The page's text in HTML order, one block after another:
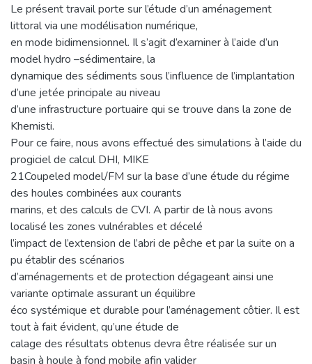
Le présent travail porte sur l’étude d’un aménagement
littoral via une modélisation numérique,
en mode bidimensionnel. Il s’agit d’examiner à l’aide d’un
model hydro –sédimentaire, la
dynamique des sédiments sous l’influence de l’implantation
d’une jetée principale au niveau
d’une infrastructure portuaire qui se trouve dans la zone de
Khemisti.
Pour ce faire, nous avons effectué des simulations à l’aide du
progiciel de calcul DHI, MIKE
21Coupeled model/FM sur la base d’une étude du régime
des houles combinées aux courants
marins, et des calculs de CVI. A partir de là nous avons
localisé les zones vulnérables et décelé
l’impact de l’extension de l’abri de pêche et par la suite on a
pu établir des scénarios
d’aménagements et de protection dégageant ainsi une
variante optimale assurant un équilibre
éco systémique et durable pour l’aménagement côtier. Il est
tout à fait évident, qu’une étude de
calage des résultats obtenus devra être réalisée sur un
basin à houle à fond mobile afin valider